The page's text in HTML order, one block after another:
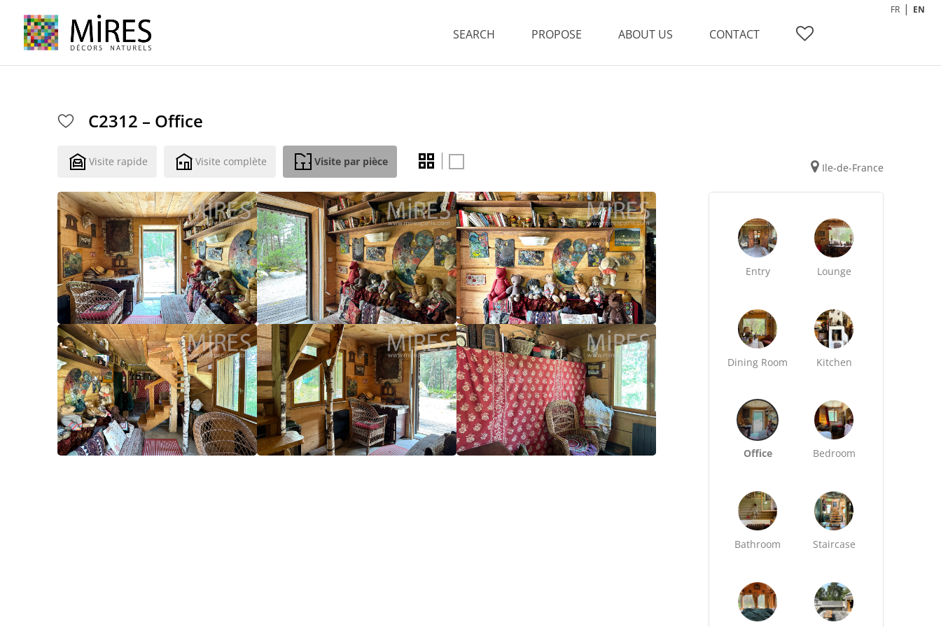
SEARCH PROPOSE ABOUT US CONTACT
FR EN
C2312 – Office
Visite rapide Visite complète Visite par pièce Ile-de-France
Entry Lounge
Dining Room Kitchen
Office Bedroom
Bathroom Staircase